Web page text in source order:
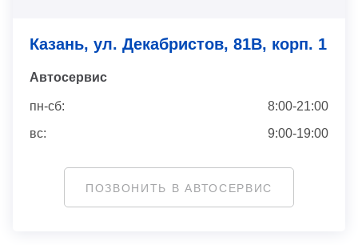
Казань, ул. Декабристов, 81В, корп. 1
Автосервис
пн-сб:
8:00-21:00
вс:
9:00-19:00
ПОЗВОНИТЬ В АВТОСЕРВИС